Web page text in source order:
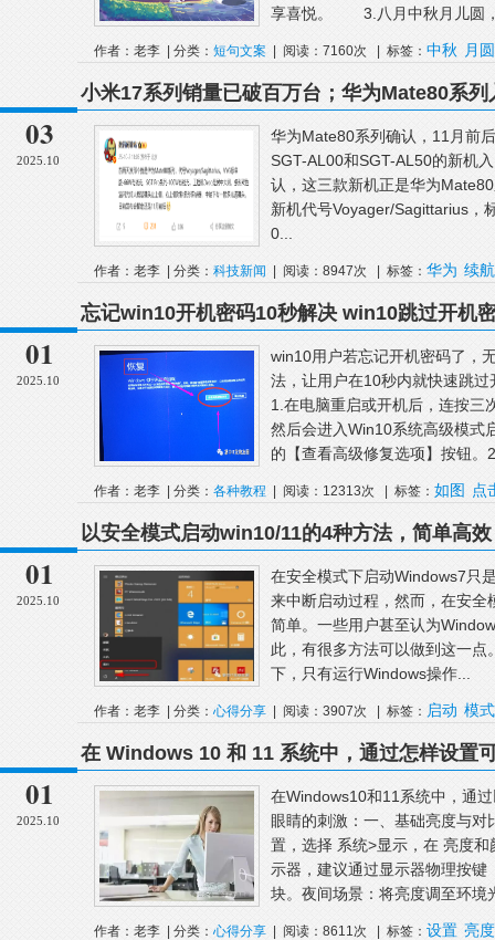
享喜悦。 3.八月中秋月儿圆，
作者：老李 | 分类： 短句文案 | 阅读：7160次 | 标签： 中秋 月圆
03
2025.10
小米17系列销量已破百万台；华为Mate80系
市；2025年全国观影人次破10亿
华为Mate80系列确认，11月前
SGT-AL00和SGT-AL50的新机
认，这三款新机正是华为
新机代号Voyager/Sagittarius，
0...
作者：老李 | 分类： 科技新闻 | 阅读：8947次 | 标签： 华为 续航
01
2025.10
忘记win10开机密码10秒解决 win10跳过开机
win10用户若忘记开机密码了，
法，让用户在10秒内就快速跳
1.在电脑重启或开机后，连按三
然后会进入Win10系统高级模式
的【查看高级修复选项】按钮。
作者：老李 | 分类： 各种教程 | 阅读：12313次 | 标签： 如图 点
01
2025.10
以安全模式启动win10/11的4种方法，简单高
在安全模式下启动Windows7只
来中断启动过程，然而，在安
简单。一些用户甚至认为
此，有很多方法可以做到这一
下，只有运行Windows操作...
作者：老李 | 分类： 心得分享 | 阅读：3907次 | 标签： 启动 模式
01
2025.10
在 Windows 10 和 11 系统中，通过怎样设置
眼睛的刺激
在Windows10和11系统中，通
眼睛的刺激：一、基础亮度与
置，选择 系统>显示，在 亮度
示器，建议通过显示器物理按
块。夜间场景：将亮度调至环境
作者：老李 | 分类： 心得分享 | 阅读：8611次 | 标签： 设置 亮度